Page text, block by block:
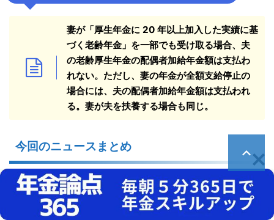
妻が「厚生年金に 20 年以上加入した実績に基
づく老齢年金」を一部でも受け取る場合、 夫
の老齢厚生年金の配偶者加給年金額は支払わ
れない。ただし、妻の年金が全額支給停止の
場合には、夫の配偶者加給年金額は支払われ
る。妻が夫を扶養する場合も同じ。
今回のニュースまとめ